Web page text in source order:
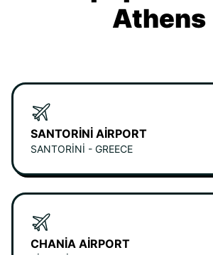
Athens
SANTORINI AIRPORT
SANTORINI - GREECE
CHANIA AIRPORT